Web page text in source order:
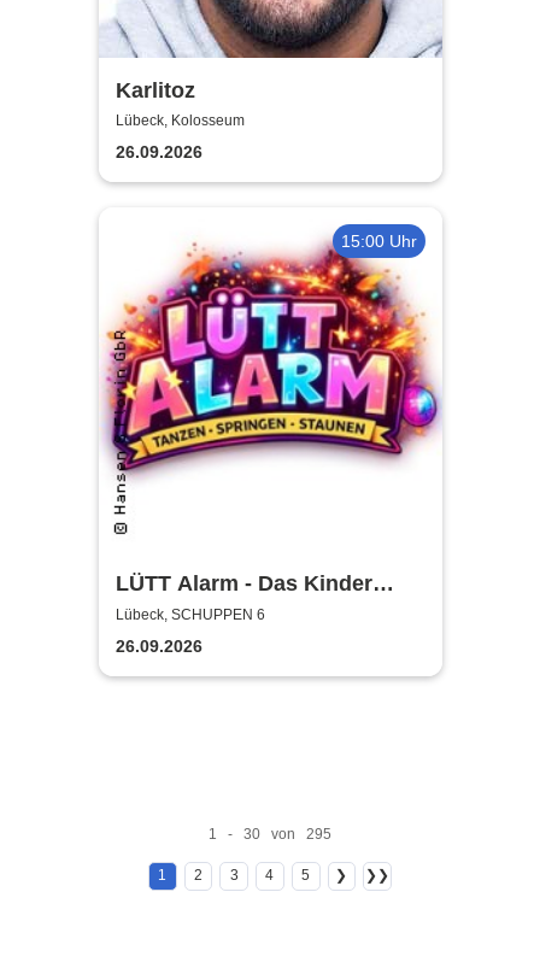
Karlitoz
Lübeck, Kolosseum
26.09.2026
15:00 Uhr
LÜTT Alarm - Das Kinder
Event in Lübeck
Lübeck, SCHUPPEN 6
26.09.2026
1 - 30 von 295
1 2 3 4 5 ❯ ❯❯